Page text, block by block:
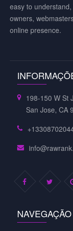
easy to
owners,
online presence.
198-150 W St
San Jose, CA
NAVEGAÇÃO